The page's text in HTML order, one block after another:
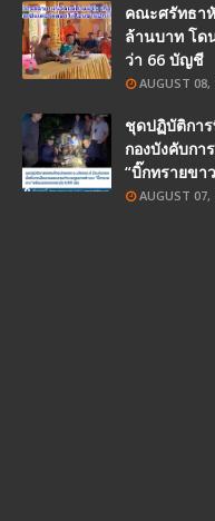
คณะศรัทธา
ล้านบาท โด
ว่า 66 บัญชี
AUGUST 08,
ชุดปฏิบัติการ
กองบังคับก
“บิ๊กทรายขา
AUGUST 07,